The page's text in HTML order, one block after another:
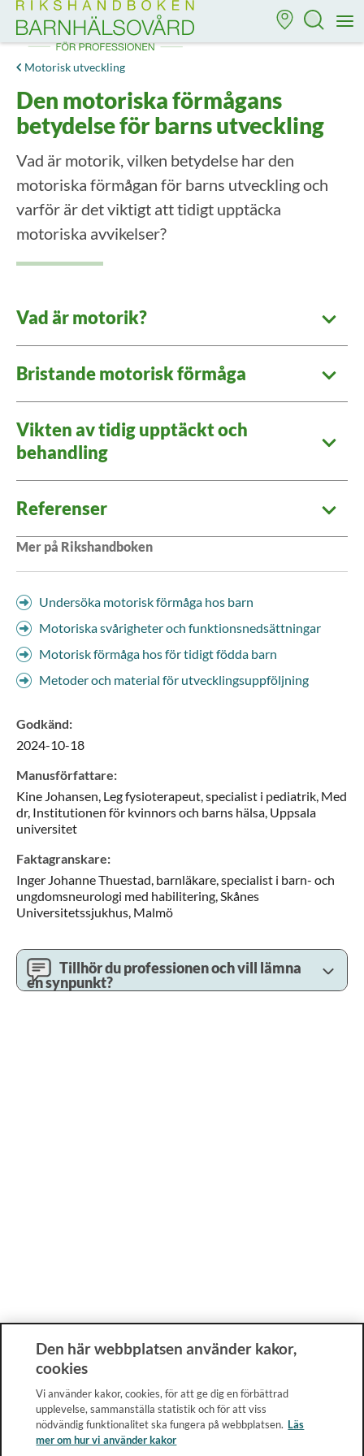
Till startsidan för Rikshandboken i barnhälsovård
Motorisk utveckling
Den motoriska förmågans
betydelse för barns utveckling
Vad är motorik, vilken betydelse har den
motoriska förmågan för barns utveckling och
varför är det viktigt att tidigt upptäcka
motoriska avvikelser?
Vad är motorik?
Bristande motorisk förmåga
Vikten av tidig upptäckt och
behandling
Referenser
Mer på Rikshandboken
Undersöka motorisk förmåga hos barn
Motoriska svårigheter och funktionsnedsättningar
Motorisk förmåga hos för tidigt födda barn
Metoder och material för utvecklingsuppföljning
Godkänd:
2024-10-18
Manusförfattare:
Kine Johansen, Leg fysioterapeut, specialist i pediatrik, Med
dr, Institutionen för kvinnors och barns hälsa, Uppsala
universitet
Faktagranskare:
Inger JohanneThuestad, barnläkare, specialist i barn- och
ungdomsneurologi med habilitering,Skånes
Universitetssjukhus, Malmö
Tillhör du professionen och vill lämna
en synpunkt?
Den här webbplatsen använder kakor,
cookies
Vi använder kakor, cookies, för att ge dig en förbättrad
upplevelse, sammanställa statistik och för att viss
nödvändig funktionalitet ska fungera på webbplatsen. Läs
mer om hur vi använder kakor